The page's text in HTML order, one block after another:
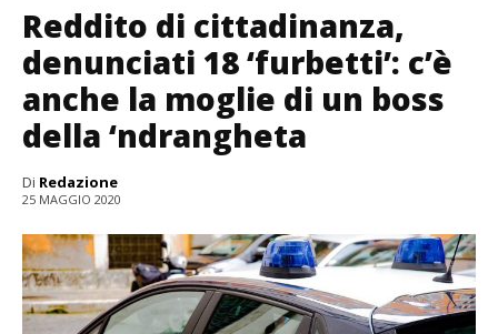
Reddito di cittadinanza,
denunciati 18 ‘furbetti’: c’è
anche la moglie di un boss
della ‘ndrangheta
Di Redazione
25 MAGGIO 2020